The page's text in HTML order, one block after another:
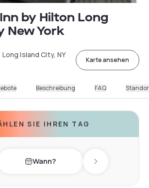
by Hilton Long
New York
Island City, NY
Karte ansehen
Beschreibung FAQ
SIE IHREN TAG
day Wann? Next day